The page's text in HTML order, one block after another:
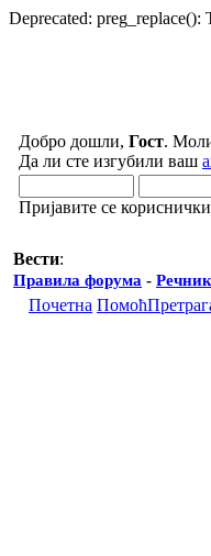
Deprecated:
Добро дошли, Гост.
Да ли сте изгубили ваш
Пријавите се
Вести:
Правила форума - Речник
Почетна Помоћ